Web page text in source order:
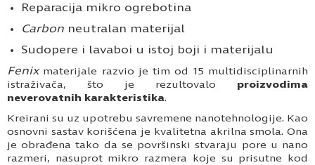
Reparacija mikro ogrebotina
Carbon neutralan materijal
Sudopere i lavaboi u istoj boji i materijalu
Fenixmaterijale razvio je tim od 15 multidisciplinarnih
istraživača, što je rezultovalo proizvodima
neverovatnih karakteristika.
Kreirani su uz upotrebu savremene nanotehnologije. Kao
osnovni sastav korišćena je kvalitetna akrilna smola. Ona
je obrađena tako da se površinski stvaraju pore u nano
razmeri, nasuprot mikro razmera koje su prisutne kod